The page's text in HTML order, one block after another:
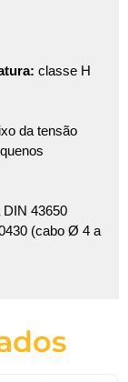
classe H
da tensão
DIN 43650
(cabo Ø 4 a